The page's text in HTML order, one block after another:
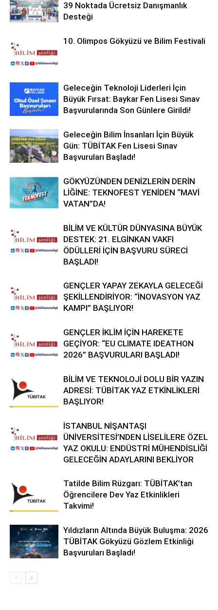
39 Noktada Ücretsiz Danışmanlık
Desteği
10. Olimpos Gökyüzü ve Bilim Festivali
Geleceğin Teknoloji Liderleri İçin
Büyük Fırsat: Baykar Fen Lisesi Sınav
Başvurularında Son Günlere Girildi!
Geleceğin Bilim İnsanları İçin Büyük
Gün: TÜBİTAK Fen Lisesi Sınav
Başvuruları Başladı!
GÖKYÜZÜNDEN DENİZLERİN DERİN
LİĞİNE: TEKNOFEST YENİDEN “MAVİ
VATAN”DA!
BİLİM VE KÜLTÜR DÜNYASINA BÜYÜK
DESTEK: 21. ELGİNKAN VAKFI
ÖDÜLLERİ İÇİN BAŞVURU SÜRECİ
BAŞLADI!
GENÇLER YAPAY ZEKAYLA GELECEĞİ
ŞEKİLLENDİRİYOR: “İNOVASYON YAZ
KAMPI” BAŞLIYOR!
GENÇLER İKLİM İÇİN HAREKETE
GEÇİYOR: “EU CLIMATE IDEATHON
2026” BAŞVURULARI BAŞLADI!
BİLİM VE TEKNOLOJİ DOLU BİR YAZIN
ADRESİ: TÜBİTAK YAZ ETKİNLİKLERİ
BAŞLIYOR!
İSTANBUL NİŞANTAŞI
ÜNİVERSİTESİ’NDEN LİSELİLERE ÖZEL
YAZ OKULU: ENDÜSTRİ MÜHENDİSLİĞİ
GELECEĞİN ADAYLARINI BEKLİYOR
Tatilde Bilim Rüzgarı: TÜBİTAK’tan
Öğrencilere Dev Yaz Etkinlikleri
Takvimi!
Yıldızların Altında Büyük Buluşma: 2026
TÜBİTAK Gökyüzü Gözlem Etkinliği
Başvuruları Başladı!